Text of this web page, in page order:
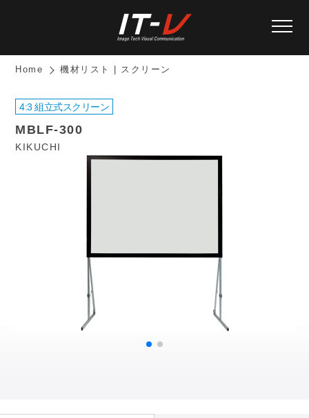
Home 機材リスト | スクリーン
4:3 組立式スクリーン
MBLF-300
KIKUCHI